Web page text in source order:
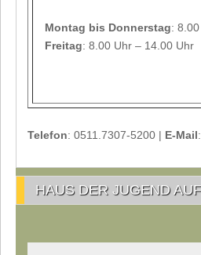
Montag bis Donnerstag:
Freitag: 8.00 Uhr – 14.00 Uhr
Telefon: 0511.7307-5200 | E-Mail
HAUS DER JUGEND